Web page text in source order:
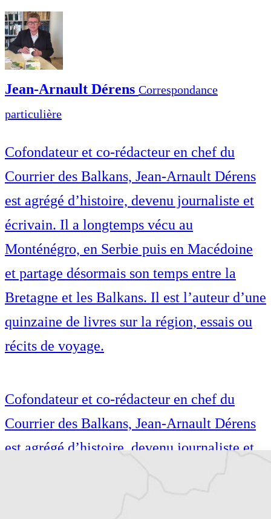
Jean-Arnault Dérens Correspondance
particulière
Cofondateur et co-rédacteur en chef du
Courrier des Balkans, Jean-Arnault Dérens
est agrégé d’histoire, devenu journaliste et
écrivain. Il a longtemps vécu au
Monténégro, en Serbie puis en Macédoine
et partage désormais son temps entre la
Bretagne et les Balkans. Il est l’auteur d’une
quinzaine de livres sur la région, essais ou
récits de voyage.
Cofondateur et co-rédacteur en chef du
Courrier des Balkans, Jean-Arnault Dérens
est agrégé d’histoire, devenu journaliste et